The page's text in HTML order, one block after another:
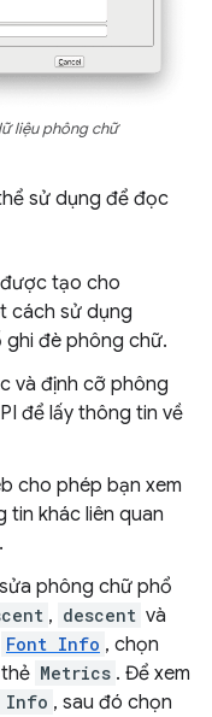
liệu phông chữ
sử dụng để đọc
tạo cho
cách sử dụng
đè phông chữ.
và định cỡ phông
để lấy thông tin về
cho phép bạn xem
khác liên quan
phông chữ phổ
, descent và
Font Info , chọn
Metrics . Để xem
Info , sau đó chọn